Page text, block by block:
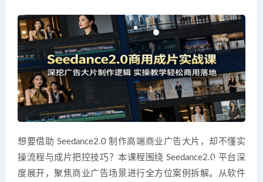
想要借助 Seedance2.0 制作高端商业广告大片，却不懂实
操流程与成片把控技巧？本课程围绕 Seedance2.0 平台深
度展开，聚焦商业广告场景进行全方位案例拆解。从软件